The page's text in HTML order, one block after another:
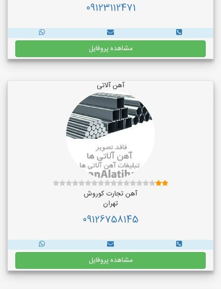
09123112471
مشاهده پروفایل
آهن آلاتی
آهن تجارت کوروش
تهران
09126758145
مشاهده پروفایل